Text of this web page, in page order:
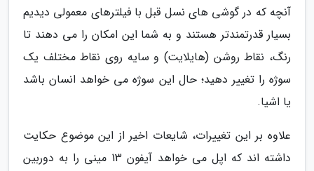
آنچه که در گوشی های نسل قبل با فیلترهای معمولی دیدیم
بسیار قدرتمندتر هستند و به شما این امکان را می دهند تا
رنگ، نقاط روشن (هایلایت) و سایه روی نقاط مختلف یک
سوژه را تغییر دهید؛ حال این سوژه می خواهد انسان باشد
یا اشیا.
علاوه بر این تغییرات، شایعات اخیر از این موضوع حکایت
داشته اند که اپل می خواهد آیفون 13 مینی را به دوربین